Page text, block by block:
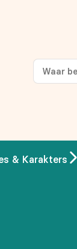
& Karakters
op je eerste